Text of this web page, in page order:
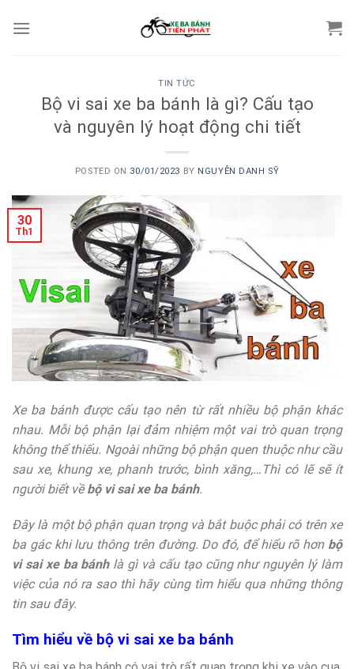
TIN TỨC
Bộ vi sai xe ba bánh là gì? Cấu tạo
và nguyên lý hoạt động chi tiết
POSTED ON 30/01/2023 BY NGUYỄN DANH SỸ
30
Th1
Xe ba bánh được cấu tạo nên từ rất nhiều bộ phận khác
nhau. Mỗi bộ phận lại đảm nhiệm một vai trò quan trọng
không thể thiếu. Ngoài những bộ phận quen thuộc như cầu
sau xe, khung xe, phanh trước, bình xăng,…Thì có lẽ sẽ ít
người biết vềbộ vi sai xe ba bánh.
Đây là một bộ phận quan trọng và bắt buộc phải có trên xe
ba gác khi lưu thông trên đường. Do đó, để hiểu rõ hơn bộ
vi sai xe ba bánhlà gì và cấu tạo cũng như nguyên lý làm
việc của nó ra sao thì hãy cùng tìm hiểu qua những thông
tin sau đây.
Tìm hiểu về bộ vi sai xe ba bánh